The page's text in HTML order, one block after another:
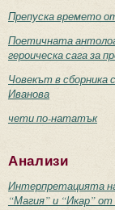
Препуска времето
Поетичната
героическа сага за
Човекът в сборника
Иванова
чети по-нататък
Анализи
Интерпретацията
“Магия” и “Икар”